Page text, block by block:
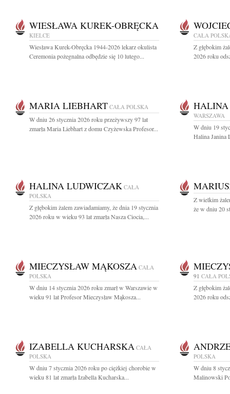
WIESŁAWA KUREK-OBRĘCKA
KIELCE
Wiesława Kurek-Obręcka 1944-2026 lekarz okulista
Ceremonia pożegnalna odbędzie się 10 lutego...
CAŁA
Z głębokim
2026 roku
MARIA LIEBHART CAŁA POLSKA
W dniu 26 stycznia 2026 roku przeżywszy 97 lat
zmarła Maria Liebhart z domu Czyżewska Profesor...
WARSZAWA
W dniu 19
Halina Janina
HALINA LUDWICZAK CAŁA
POLSKA
Z głębokim żalem zawiadamiamy, że dnia 19 stycznia
2026 roku w wieku 93 lat zmarła Nasza Ciocia,...
Z wielkim
że w dniu 20
MIECZYSŁAW MĄKOSZA CAŁA
POLSKA
W dniu 14 stycznia 2026 roku zmarł w Warszawie w
wieku 91 lat Profesor Mieczysław Mąkosza...
91 CAŁA
Z głębokim
2026 roku
IZABELLA KUCHARSKA CAŁA
POLSKA
W dniu 7 stycznia 2026 roku po ciężkiej chorobie w
wieku 81 lat zmarła Izabella Kucharska...
POLSKA
W dniu 8
Malinowski